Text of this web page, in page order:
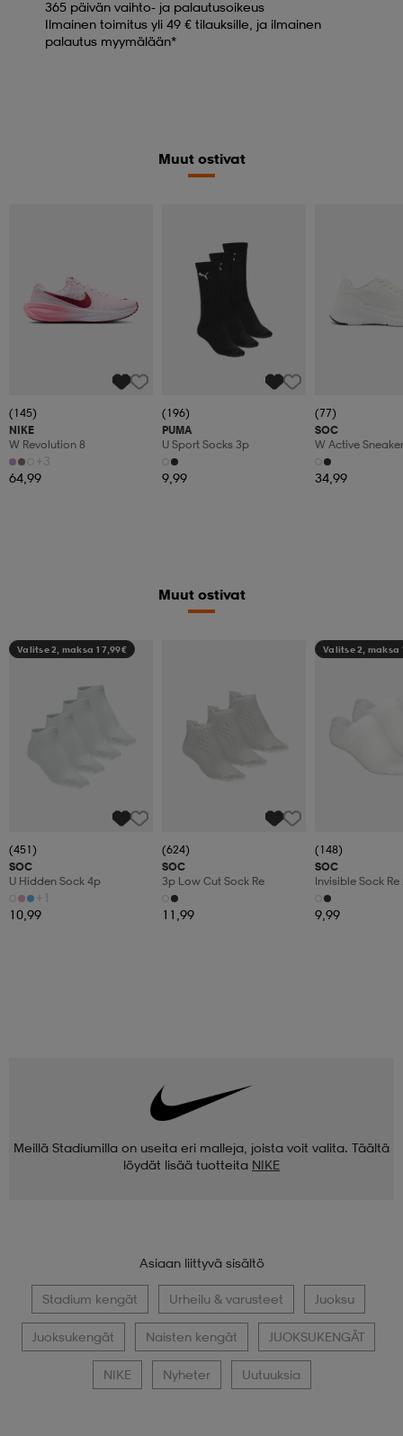
365 päivän vaihto- ja palautusoikeus
Ilmainen toimitus yli 49 € tilauksille, ja ilmainen
palautus myymälään*
Muut ostivat
(145)
NIKE
W Revolution 8
+3
64,99
(196)
PUMA
U Sport Socks 3p
9,99
(77)
SOC
W Active Sneaker
34,99
Muut ostivat
Valitse 2, maksa 17,99€
(451)
SOC
U Hidden Sock 4p
+1
10,99
(624)
SOC
3p Low Cut Sock Re
11,99
Valitse 2, maksa
(148)
SOC
Invisible Sock Re
9,99
Meillä Stadiumilla on useita eri malleja, joista voit valita. Täältä
löydät lisää tuotteita NIKE
Asiaan liittyvä sisältö
Stadium kengät Urheilu & varusteet Juoksu
Juoksukengät Naisten kengät JUOKSUKENGÄT
NIKE Nyheter Uutuuksia